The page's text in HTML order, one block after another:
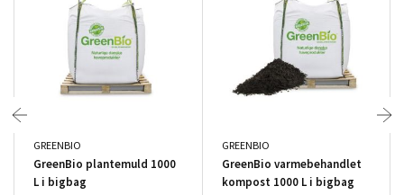
GREENBIO
GreenBio plantemuld 1000
L i bigbag
GREENBIO
GreenBio varmebehandlet
kompost 1000 L i bigbag